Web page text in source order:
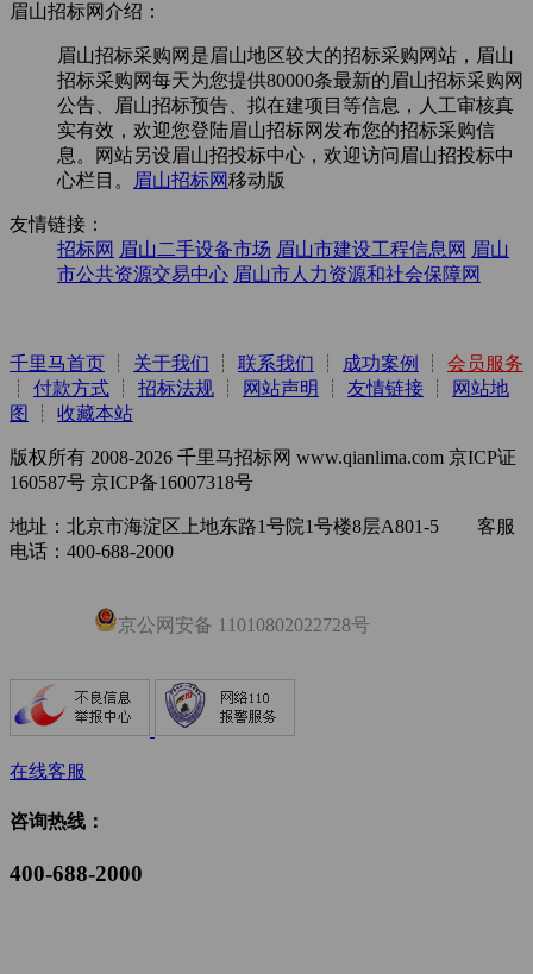
眉山招标网介绍：
眉山招标采购网是眉山地区较大的招标采购网站，眉山
招标采购网每天为您提供80000条最新的眉山招标采购网
公告、眉山招标预告、拟在建项目等信息，人工审核真
实有效，欢迎您登陆眉山招标网发布您的招标采购信
息。网站另设眉山招投标中心，欢迎访问眉山招投标中
心栏目。
眉山招标网移动版
友情链接：
招标网 眉山二手设备市场 眉山市建设工程信息网 眉山
市公共资源交易中心 眉山市人力资源和社会保障网
千里马首页 ┊ 关于我们 ┊ 联系我们 ┊ 成功案例 ┊ 会员服务
┊ 付款方式 ┊ 招标法规 ┊ 网站声明 ┊ 友情链接 ┊
网站地
图
┊ 收藏本站
版权所有 2008-2026 千里马招标网 www.qianlima.com 京ICP证
160587号 京ICP备16007318号
地址：北京市海淀区上地东路1号院1号楼8层A801-5 客服
电话：400-688-2000
京公网安备 11010802022728号
在线客服
咨询热线：
400-688-2000